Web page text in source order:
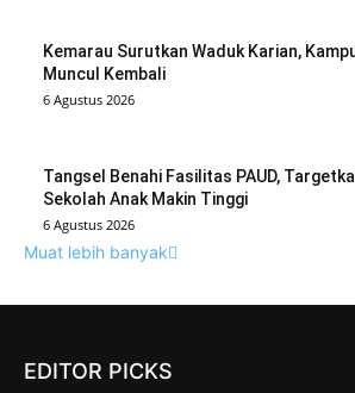
Kemarau Surutkan Waduk Karian,
Muncul Kembali
6 Agustus 2026
Tangsel Benahi Fasilitas PAUD,
Sekolah Anak Makin Tinggi
6 Agustus 2026
Muat lebih banyak
EDITOR PICKS